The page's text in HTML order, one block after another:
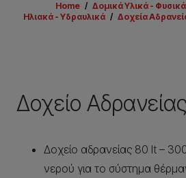
Home / Δομικά Υλικά -
Ηλιακά - Υδραυλικά / Δοχεία
Δοχείο Αδρανείας
Δοχείο αδρανείας 80 lt –
νερού για το σύστημα